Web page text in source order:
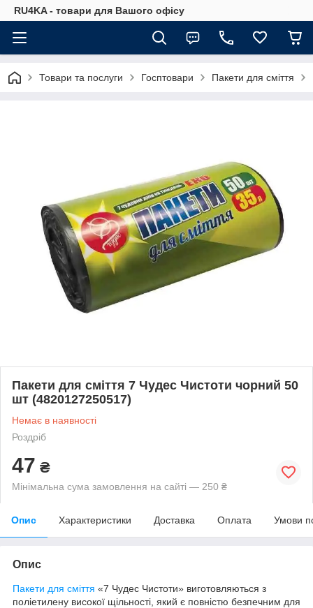
RU4KA - товари для Вашого офісу
Товари та послуги Госптовари Пакети для сміття
Пакети для сміття 7 Чудес Чистоти чорний 50
шт (4820127250517)
Немає в наявності
Роздріб
47 ₴
Мінімальна сума замовлення на сайті — 250 ₴
Опис Характеристики Доставка Оплата Умови
Опис
Пакети для сміття «7 Чудес Чистоти» виготовляються з
поліетилену високої щільності, який є повністю безпечним для